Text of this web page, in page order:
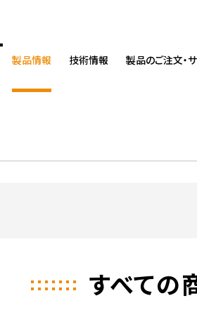
製品情報 技術情報 製品のご注文・
すべての